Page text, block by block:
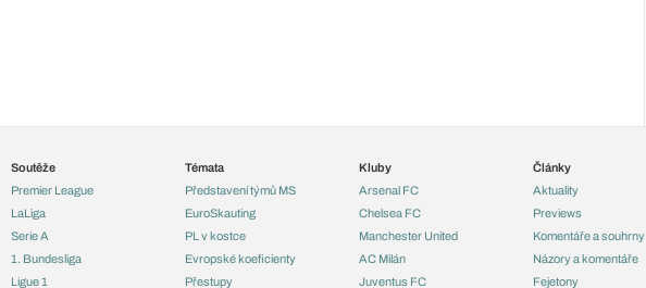
Soutěže
Premier League
LaLiga
Serie A
1. Bundesliga
Ligue 1
Témata
Představení týmů MS
EuroSkauting
PL v kostce
Evropské koeficienty
Přestupy
Kluby
Arsenal FC
Chelsea FC
Manchester United
AC Milán
Juventus FC
Články
Aktuality
Previews
Komentáře a souhrny
Názory a komentáře
Fejetony